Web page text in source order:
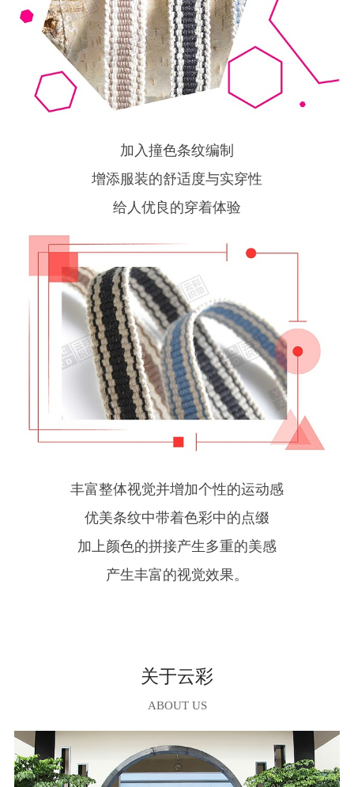
加入撞色条纹编制
增添服装的舒适度与实穿性
给人优良的穿着体验
丰富整体视觉并增加个性的运动感
优美条纹中带着色彩中的点缀
加上颜色的拼接产生多重的美感
产生丰富的视觉效果。
关于云彩
ABOUT US